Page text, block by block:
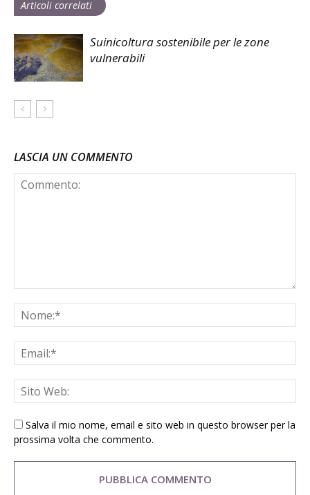
Articoli correlati
Suinicoltura sostenibile per le zone
vulnerabili
LASCIA UN COMMENTO
Salva il mio nome, email e sito web in questo browser per la
prossima volta che commento.